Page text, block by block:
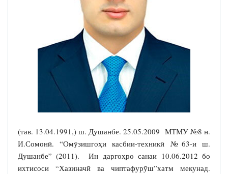
(тав. 13.04.1991,) ш. Душанбе. 25.05.2009 МТМУ №8 н.
И.Сомонӣ. “Омӯзишгоҳи касбии-техникӣ №63-и ш.
Душанбе” (2011). Ин даргоҳро санаи 10.06.2012 бо
ихтисоси “Хазиначӣ ва чиптафурӯш”хатм мекунад.